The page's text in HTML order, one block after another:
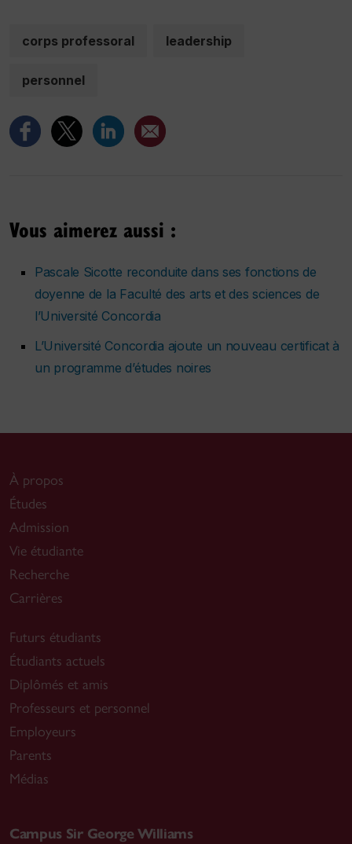
corps professoral leadership
personnel
Vous aimerez aussi :
Pascale Sicotte reconduite dans ses fonctions de
doyenne de la Faculté des arts et des sciences de
l’Université Concordia
L’Université Concordia ajoute un nouveau certificat à
un programme d’études noires
À propos
Études
Admission
Vie étudiante
Recherche
Carrières
Futurs étudiants
Étudiants actuels
Diplômés et amis
Professeurs et personnel
Employeurs
Parents
Médias
Campus Sir George Williams